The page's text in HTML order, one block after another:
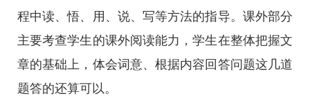
程中读、悟、用、说、写等方法的指导。课外部分
主要考查学生的课外阅读能力，学生在整体把握文
章的基础上，体会词意、根据内容回答问题这几道
题答的还算可以。